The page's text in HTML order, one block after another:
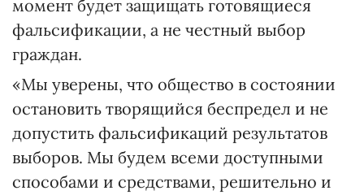
момент будет защищать готовящиеся
фальсификации, а не честный выбор
граждан.
«Мы уверены, что общество в состоянии
остановить творящийся беспредел и не
допустить фальсификаций результатов
выборов. Мы будем всеми доступными
способами и средствами, решительно и